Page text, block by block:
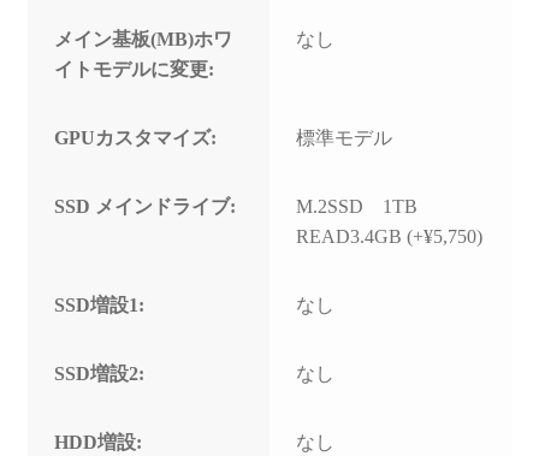
メイン基板(MB)ホワ
イトモデルに変更:
なし
GPUカスタマイズ: 標準モデル
SSD メインドライブ:
M.2SSD 1TB
READ3.4GB (+¥5,750)
SSD増設1: なし
SSD増設2: なし
HDD増設: なし